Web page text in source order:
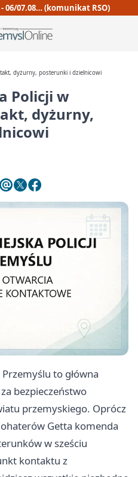
- 06/07.08… (komunikat RSO)
dyżurny, posterunki i dzielnicowi
Policji w
dyżurny,
to główna
bezpieczeństwo
przemyskiego. Oprócz
Getta komenda
w sześciu
kontaktu z